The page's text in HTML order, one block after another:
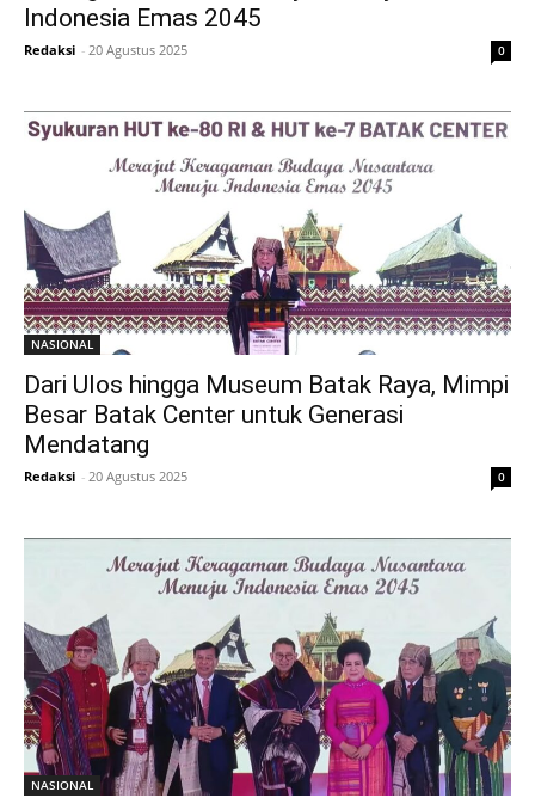
Indonesia Emas 2045
Redaksi - 20 Agustus 2025 0
NASIONAL
Dari Ulos hingga Museum Batak Raya, Mimpi
Besar Batak Center untuk Generasi
Mendatang
Redaksi - 20 Agustus 2025 0
NASIONAL